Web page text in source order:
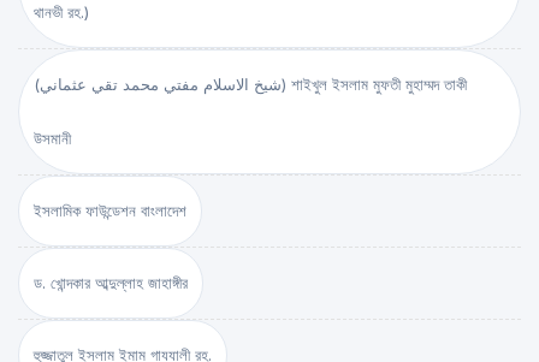
থানভী রহ.)
(شيخ الاسلام مفتي محمد تقي عثماني) শাইখুল ইসলাম মুফতী মুহাম্মদ তাকী
উসমানী
ইসলামিক ফাউন্ডেশন বাংলাদেশ
ড. খোন্দকার আব্দুল্লাহ জাহাঙ্গীর
হুজ্জাতুল ইসলাম ইমাম গাযযালী রহ.